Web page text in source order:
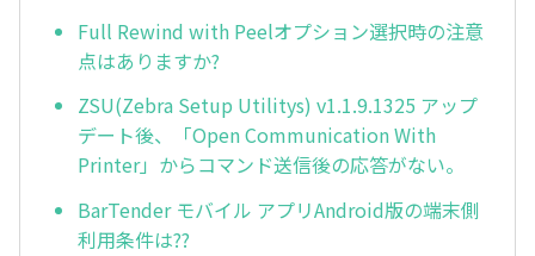
Full Rewind with Peelオプション選択時の注意
点はありますか?
ZSU(Zebra Setup Utilitys) v1.1.9.1325 アップ
デート後、「Open Communication With
Printer」からコマンド送信後の応答がない。
BarTender モバイル アプリAndroid版の端末側
利用条件は??